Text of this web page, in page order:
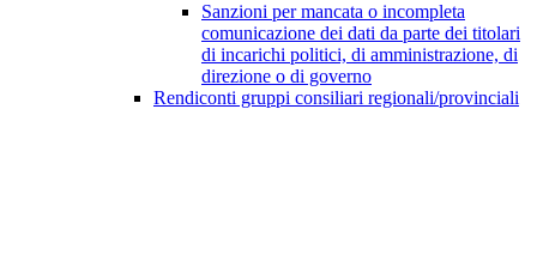
Sanzioni per mancata o incompleta
comunicazione dei dati da parte dei titolari
di incarichi politici, di amministrazione, di
direzione o di governo
Rendiconti gruppi consiliari regionali/provinciali